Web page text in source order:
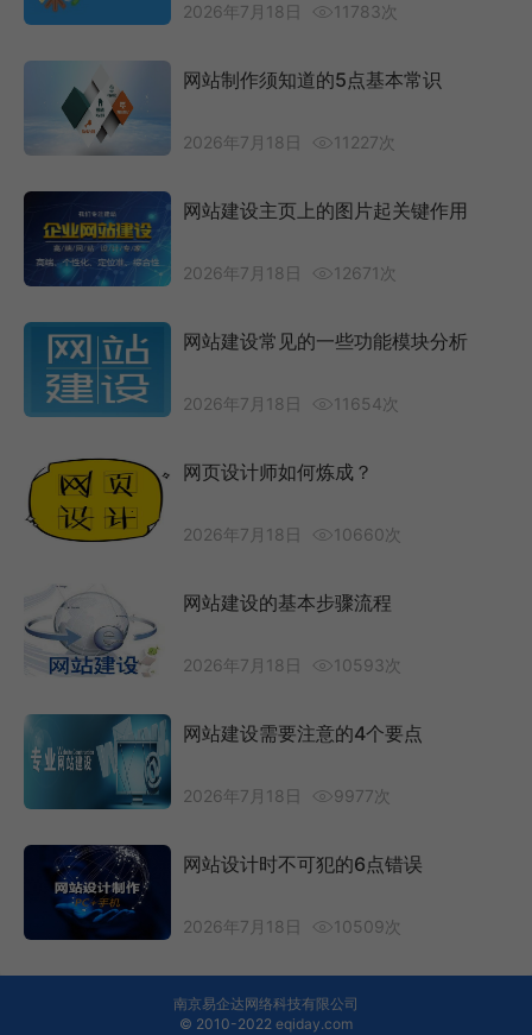
2026年7月18日 11783次
网站制作须知道的5点基本常识
2026年7月18日 11227次
网站建设主页上的图片起关键作用
2026年7月18日 12671次
网站建设常见的一些功能模块分析
2026年7月18日 11654次
网页设计师如何炼成？
2026年7月18日 10660次
网站建设的基本步骤流程
2026年7月18日 10593次
网站建设需要注意的4个要点
2026年7月18日 9977次
网站设计时不可犯的6点错误
2026年7月18日 10509次
南京易企达网络科技有限公司
© 2010-2022 eqiday.com